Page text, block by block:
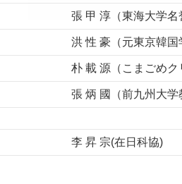
張 甲 淳（東海大学名
洪 性 豪（元東京韓
朴 載 源（こまごめ
張 炳 國（前九州大学
李 昇 宗(在日科協)